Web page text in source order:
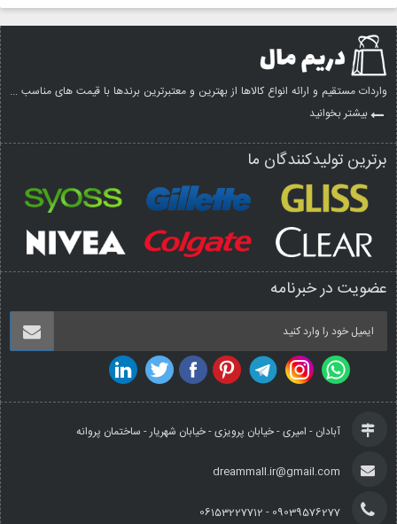
واردات مستقیم و ارائه انواع کالاها از بهترین و معتبرترین برندها با قیمت های مناسب ...
بیشتر بخوانید
برترین تولیدکنندگان ما
عضویت در خبرنامه
آبادان - امیری - خیابان پرویزی - خیابان شهریار - ساختمان پروانه
dreammall.ir@gmail.com
09039576277 - 06153227712